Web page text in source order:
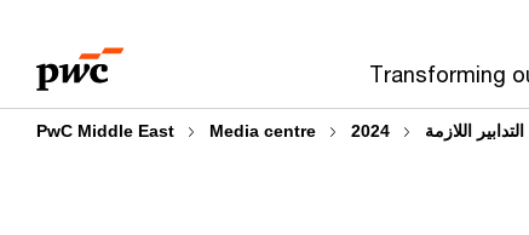
content
footer
Transforming
PwC Middle East Media centre 2024 اللازمة